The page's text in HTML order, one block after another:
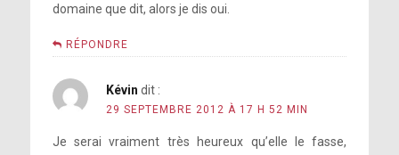
domaine que dit, alors je dis oui.
RÉPONDRE
Kévin dit :
29 SEPTEMBRE 2012 À 17 H 52 MIN
Je serai vraiment très heureux qu’elle le fasse,